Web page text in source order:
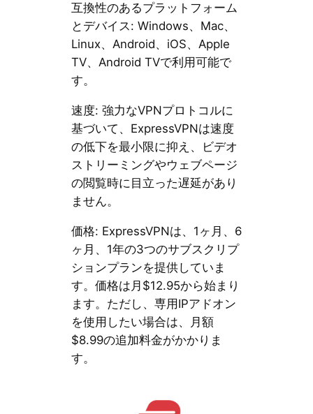
互換性のあるプラットフォーム
とデバイス: Windows、Mac、
Linux、Android、iOS、Apple
TV、Android TVで利用可能で
す。
速度: 強力なVPNプロトコルに
基づいて、ExpressVPNは速度
の低下を最小限に抑え、ビデオ
ストリーミングやウェブページ
の閲覧時に目立った遅延があり
ません。
価格: ExpressVPNは、1ヶ月、6
ヶ月、1年の3つのサブスクリプ
ションプランを提供していま
す。価格は月$12.95から始まり
ます。ただし、専用IPアドオン
を使用したい場合は、月額
$8.99の追加料金がかかりま
す。